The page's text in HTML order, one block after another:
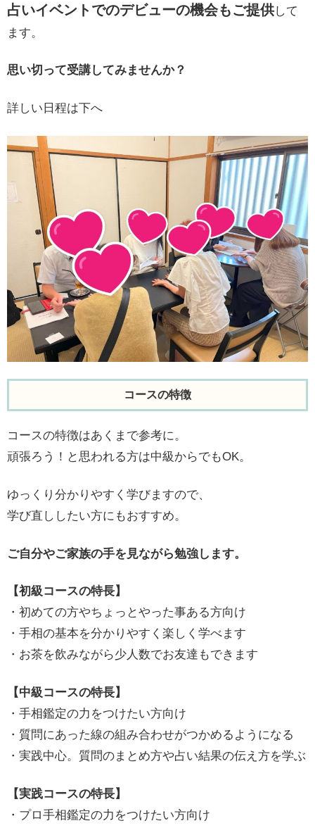
占いイベントでのデビューの機会もご提供して
ます。
思い切って受講してみませんか？
詳しい日程は下へ
コースの特徴
コースの特徴はあくまで参考に。
頑張ろう！と思われる方は中級からでもOK。
ゆっくり分かりやすく学びますので、
学び直ししたい方にもおすすめ。
ご自分やご家族の手を見ながら勉強します。
【初級コースの特長】
・初めての方やちょっとやった事ある方向け
・手相の基本を分かりやすく楽しく学べます
・お茶を飲みながら少人数でお友達もできます
【中級コースの特長】
・手相鑑定の力をつけたい方向け
・質問にあった線の組み合わせがつかめるようになる
・実践中心。質問のまとめ方や占い結果の伝え方を学ぶ
【実践コースの特長】
・プロ手相鑑定の力をつけたい方向け